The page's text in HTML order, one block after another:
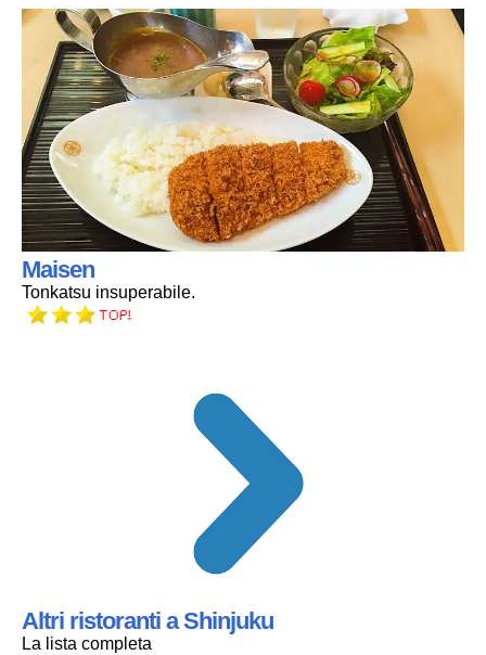
Maisen
Tonkatsu insuperabile.
Altri ristoranti a Shinjuku
La lista completa